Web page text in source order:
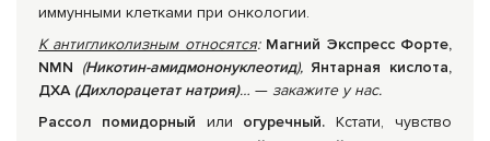
иммунными клетками при онкологии.
К антигликолизным относятся: Магний Экспресс Форте,
NMN (Никотин-амидмононуклеотид), Янтарная кислота,
ДХА (Дихлорацетат натрия)… — закажите у нас.
Рассол помидорный или огуречный.Кстати, чувство